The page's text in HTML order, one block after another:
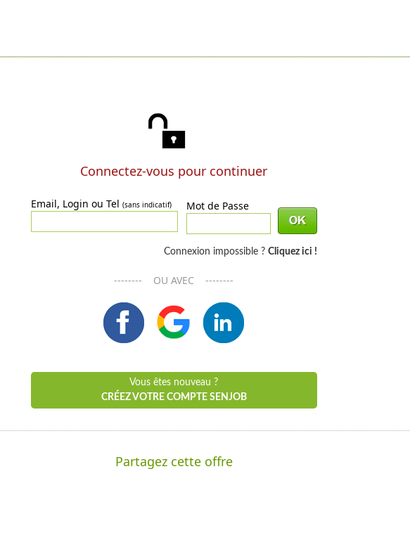
Connectez-vous pour continuer
Email, Login ou Tel (sans indicatif) Mot de Passe
Connexion impossible ? Cliquez ici !
-------- OU AVEC --------
Vous êtes nouveau ?
CRÉEZ VOTRE COMPTE SENJOB
Partagez cette offre